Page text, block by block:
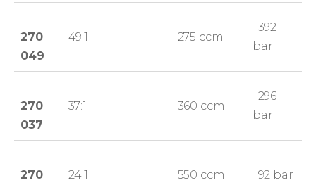
270
049
49:1 275 ccm
392
bar
270
037
37:1 360 ccm
296
bar
270
24:1 550 ccm 92 bar